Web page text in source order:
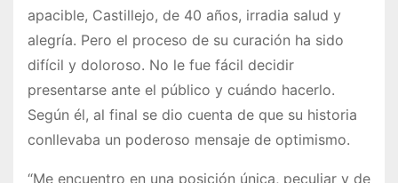
apacible, Castillejo, de 40 años, irradia salud y
alegría. Pero el proceso de su curación ha sido
difícil y doloroso. No le fue fácil decidir
presentarse ante el público y cuándo hacerlo.
Según él, al final se dio cuenta de que su historia
conllevaba un poderoso mensaje de optimismo.
“Me encuentro en una posición única, peculiar y de